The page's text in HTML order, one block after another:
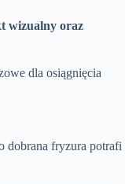
wizualny oraz
dla osiągnięcia
dobrana fryzura potrafi